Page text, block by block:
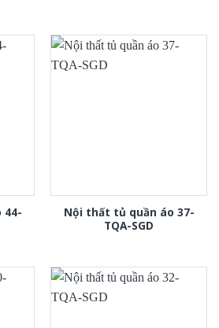
44-
Nội thất tủ quần áo 37-
TQA-SGD